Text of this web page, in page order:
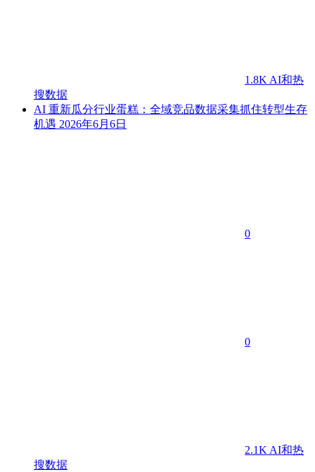
1.8K AI和热
搜数据
AI 重新瓜分行业蛋糕：全域竞品数据采集抓住转型生存
机遇 2026年6月6日
0
0
2.1K AI和热
搜数据